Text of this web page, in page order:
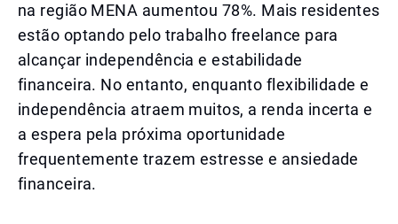
na região MENA aumentou 78%. Mais residentes
estão optando pelo trabalho freelance para
alcançar independência e estabilidade
financeira. No entanto, enquanto flexibilidade e
independência atraem muitos, a renda incerta e
a espera pela próxima oportunidade
frequentemente trazem estresse e ansiedade
financeira.